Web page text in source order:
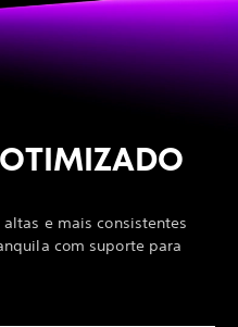
e mais consistentes
com suporte para